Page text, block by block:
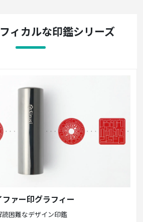
ィカルな印鑑シリーズ
ファー印グラフィー
困難なデザイン印鑑